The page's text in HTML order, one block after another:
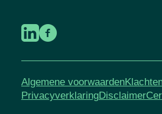
Algemene voorwaarden
PrivacyverklaringDisclaimer